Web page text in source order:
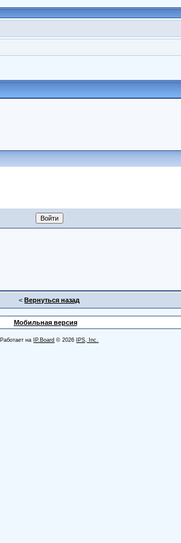
<Вернуться назад
Мобильная версия
Работает на IP.Board © 2026 IPS, Inc.